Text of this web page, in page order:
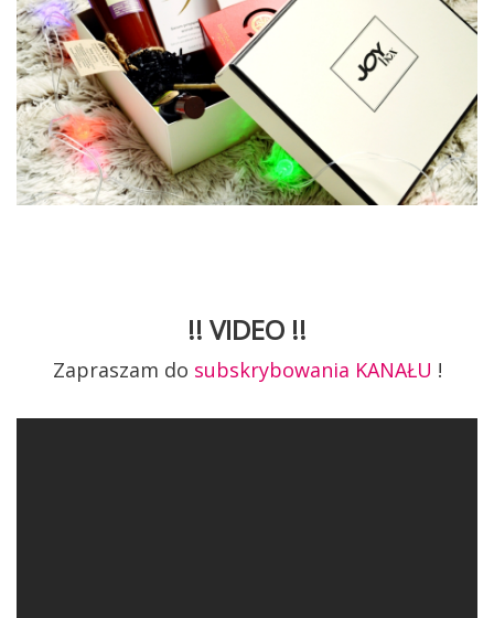
!! VIDEO !!
Zapraszam do subskrybowania KANAŁU !